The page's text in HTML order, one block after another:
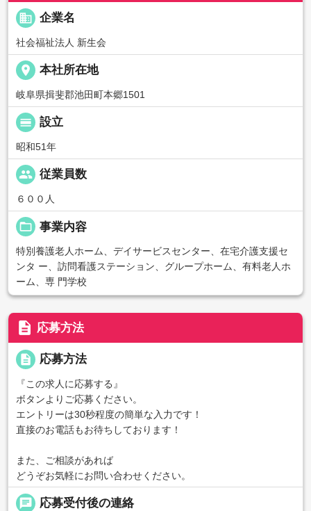
business 企業名
社会福祉法人 新生会
place 本社所在地
岐阜県揖斐郡池田町本郷1501
calendar_view_day 設立
昭和51年
people 従業員数
６００人
folder_open 事業内容
特別養護老人ホーム、デイサービスセンター、在宅介護支援セ
ンタ ー、訪問看護ステーション、グループホーム、有料老人ホ
ーム、専 門学校
description 応募方法
description 応募方法
『この求人に応募する』
ボタンよりご応募ください。
エントリーは30秒程度の簡単な入力です！
直接のお電話もお待ちしております！
また、ご相談があれば
どうぞお気軽にお問い合わせください。
chat 応募受付後の連絡